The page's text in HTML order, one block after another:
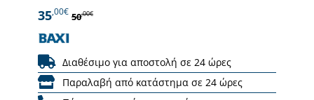
35,00€ 50,00€
Διαθέσιμο για αποστολή σε 24 ώρες
Παραλαβή από κατάστημα σε 24 ώρες